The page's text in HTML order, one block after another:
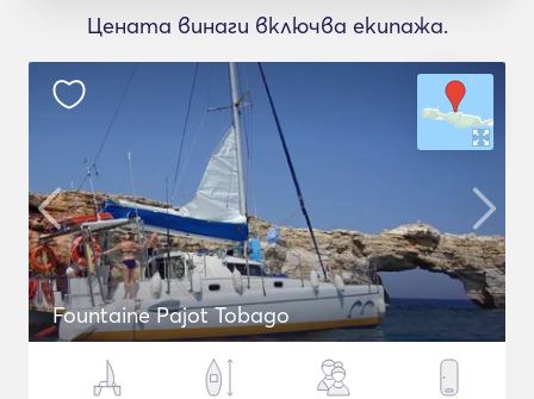
Цената винаги включва екипажа.
Fountaine Pajot Tobago